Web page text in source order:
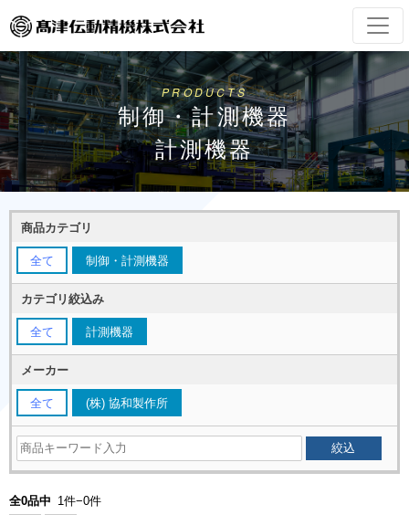
PRODUCTS
制御・計測機器
計測機器
商品カテゴリ
全て 制御・計測機器
カテゴリ絞込み
全て 計測機器
メーカー
全て (株) 協和製作所
全0品中 1件−0件